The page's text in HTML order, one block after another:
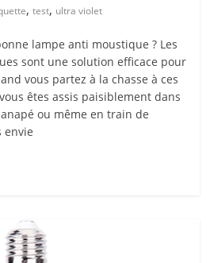
,test, ultra violet
lampe anti moustique ? Les
sont une solution efficace pour
vous partez à la chasse à ces
êtes assis paisiblement dans
ou même en train de
envie